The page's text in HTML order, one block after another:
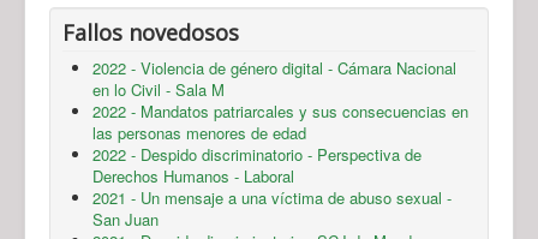
Fallos novedosos
2022 - Violencia de género digital - Cámara Nacional
en lo Civil - Sala M
2022 - Mandatos patriarcales y sus consecuencias en
las personas menores de edad
2022 - Despido discriminatorio - Perspectiva de
Derechos Humanos - Laboral
2021 - Un mensaje a una víctima de abuso sexual -
San Juan